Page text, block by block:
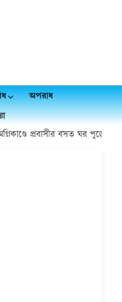
অপরাধ
প্রবাসীর বসত ঘর পুড়ে ১৫ লাখ